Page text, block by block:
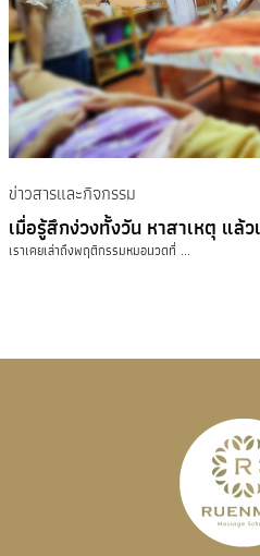
ข่าวสารและกิจกรรม
เมื่อรู้สึกง่วงทั้งวัน หาสาเหตุ แล้
เราเคยเล่าถึงพฤติกรรมหมอนวดที่ ...